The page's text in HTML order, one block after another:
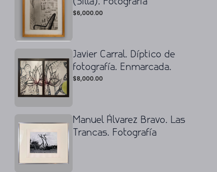
$6,000.00
Javier Carral. Díptico de
fotografía. Enmarcada.
$8,000.00
Manuel Álvarez Bravo. Las
Trancas. Fotografía